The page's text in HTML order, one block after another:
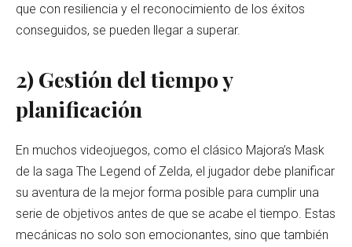
que con resiliencia y el reconocimiento de los éxitos
conseguidos, se pueden llegar a superar.
2) Gestión del tiempo y
planificación
En muchos videojuegos, como el clásico Majora’s Mask
de la saga The Legend of Zelda, el jugador debe planificar
su aventura de la mejor forma posible para cumplir una
serie de objetivos antes de que se acabe el tiempo. Estas
mecánicas no solo son emocionantes, sino que también